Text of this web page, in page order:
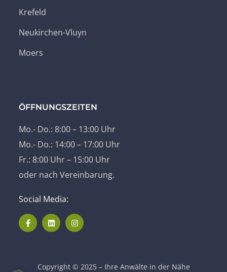
Krefeld
Neukirchen-Vluyn
Moers
ÖFFNUNGSZEITEN
Mo.- Do.: 8:00 – 13:00 Uhr
Mo.- Do.: 14:00 – 17:00 Uhr
Fr.: 8:00 Uhr – 15:00 Uhr
oder nach Vereinbarung.
Social Media:
Copyright © 2025 – Ihre Anwälte in der Nähe